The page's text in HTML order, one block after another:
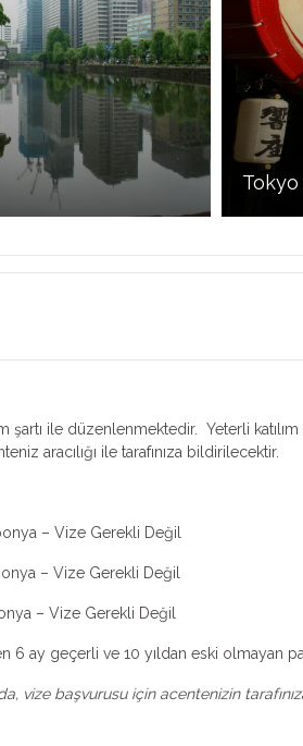
Tokyo
şartı ile düzenlenmektedir. Yeterli
aracılığı ile tarafınıza bildirilecektir.
– Vize Gerekli Değil
Vize Gerekli Değil
– Vize Gerekli Değil
6 ay geçerli ve 10 yıldan eski olmayan
vize başvurusu için acentenizin